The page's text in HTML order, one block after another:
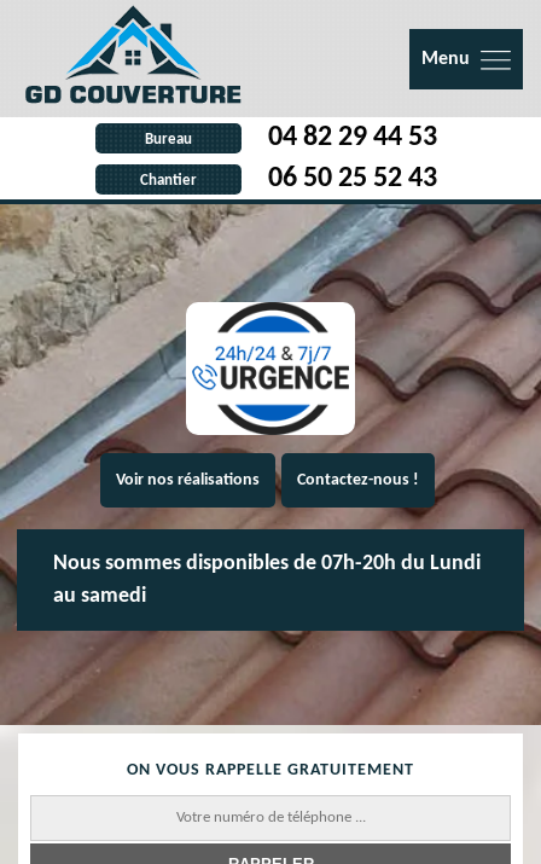
Menu
Bureau 04 82 29 44 53
Chantier 06 50 25 52 43
Voir nos réalisations Contactez-nous !
Nous sommes disponibles de 07h-20h du Lundi
au samedi
ON VOUS RAPPELLE GRATUITEMENT